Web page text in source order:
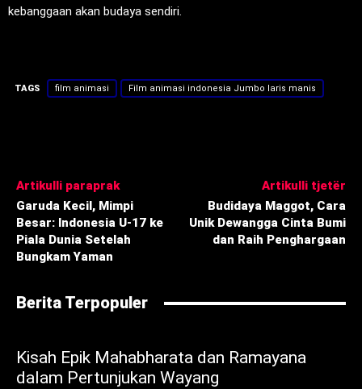
kebanggaan akan budaya sendiri.
TAGS film animasi Film animasi indonesia Jumbo laris manis
Artikulli paraprak
Garuda Kecil, Mimpi
Besar: Indonesia U-17 ke
Piala Dunia Setelah
Bungkam Yaman
Artikulli tjetër
Budidaya Maggot, Cara
Unik Dewangga Cinta Bumi
dan Raih Penghargaan
Berita Terpopuler
Kisah Epik Mahabharata dan Ramayana
dalam Pertunjukan Wayang